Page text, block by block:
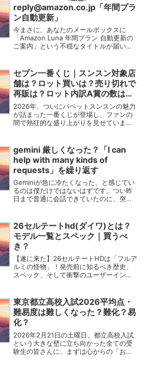
reply@amazon.co.jp「年間プラ
ン自動更新」
今まさに、あなたのメールボックスに
「Amazon Luna 年間プラン 自動更新の
ご案内」という不穏なタイトルが届い
忙しさに追われている時期を狙い澄まし
たかのように...
セブン一番くじ｜スンスン対象店
舗は？ロット買いは？売り切れで
再販は？ロット内訳A賞の数は何
個？
2026年、ついにパペットスンスンの魅力
が詰まった一番くじが登場し、ファンの
間で熱狂的な盛り上がりを見せています
でいってしまうような気がしてなりませ
ん。大好きなパンをテ...
gemini 厳しくなった？「I can
help with many kinds of
requests」を繰り返す
Geminiが急に冷たくなった、と感じてい
るのは僕だけではないはずです。つい昨
日まで普通に会話できていたのに、突然
26セルテートhd(ダイワ)とは？
モデル一覧とスペック｜買うべ
き？
【遂に来た】26セルテートHDは「フルア
ルミの怪物」！発売前に知るべき歴史、
スペック、そして衝撃のユーザーインプ
ましたよね？ティザー映像が公開された
とき、SNS...
東京都立高校入試2026平均点・
難易度は難しくなった？難化？易
化？
2026年2月21日の土曜日、都立高校入試
という大きな壁に立ち向かった全ての受
験生の皆さんに、まずは心からの「お疲